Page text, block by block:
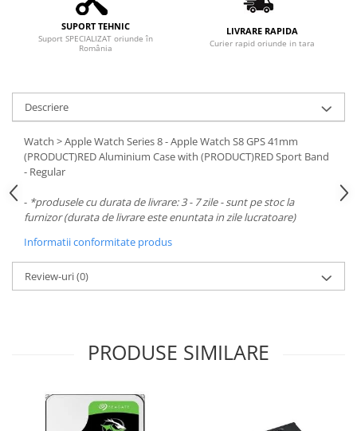
Placi Video
SSD
Hard Disc-uri
Carcase
Surse
Cooler
Servere & Componente
Componente Server
Retelistica & Supraveghere
Multifunctionale
SUPORT TEHNIC
Suport SPECIALIZAT oriunde în
România
LIVRARE RAPIDA
Curier rapid oriunde in tara
Descriere
Watch > Apple Watch Series 8 - Apple Watch S8 GPS 41mm
(PRODUCT)RED Aluminium Case with (PRODUCT)RED Sport Band
- Regular
- *produsele cu durata de livrare: 3 - 7 zile - sunt pe stoc la
furnizor (durata de livrare este enuntata in zile lucratoare)
Informatii conformitate produs
Review-uri(0)
PRODUSE SIMILARE